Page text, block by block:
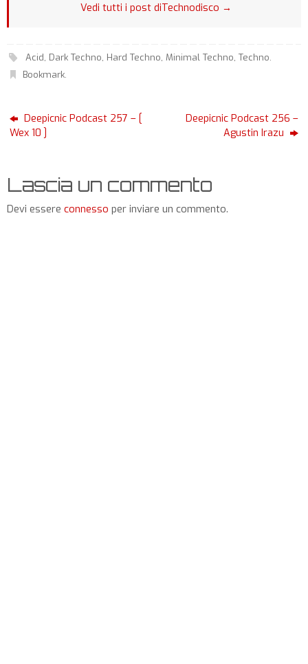
Vedi tutti i post diTechnodisco →
Acid, Dark Techno, Hard Techno, Minimal Techno, Techno.
Bookmark.
Deepicnic Podcast 257 – [
Wex 10 ]
Deepicnic Podcast 256 –
Agustin Irazu
Lascia un commento
Devi essere connesso per inviare un commento.